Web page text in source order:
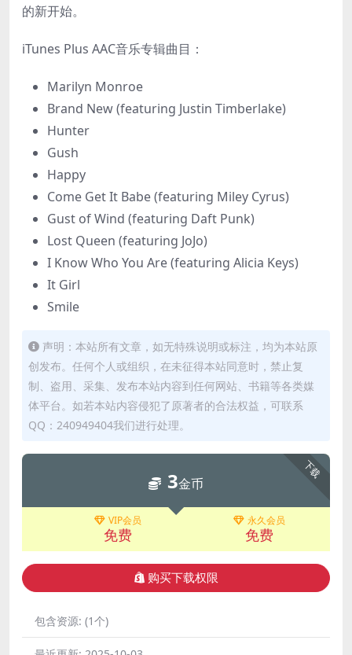
的新开始。
iTunes Plus AAC音乐专辑曲目：
Marilyn Monroe
Brand New (featuring Justin Timberlake)
Hunter
Gush
Happy
Come Get It Babe (featuring Miley Cyrus)
Gust of Wind (featuring Daft Punk)
Lost Queen (featuring JoJo)
I Know Who You Are (featuring Alicia Keys)
It Girl
Smile
声明：本站所有文章，如无特殊说明或标注，均为本站原
创发布。任何个人或组织，在未征得本站同意时，禁止复
制、盗用、采集、发布本站内容到任何网站、书籍等各类媒
体平台。如若本站内容侵犯了原著者的合法权益，可联系
QQ：240949404我们进行处理。
下载
3金币
VIP会员
免费
永久会员
免费
购买下载权限
包含资源: (1个)